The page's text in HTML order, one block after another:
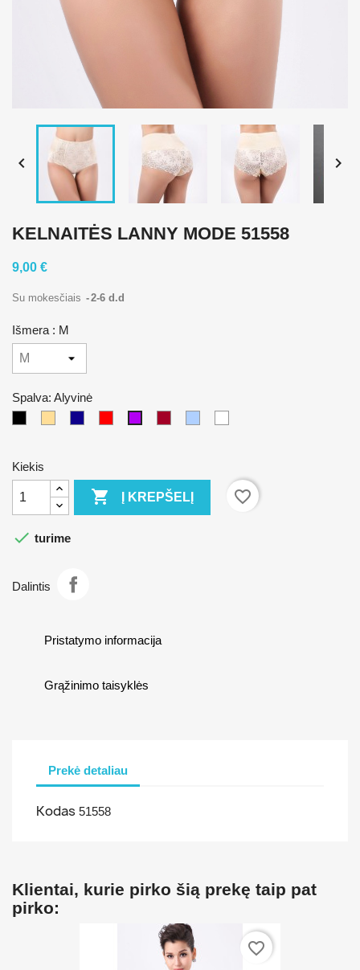
 
KELNAITĖS LANNY MODE 51558
9,00 €
Su mokesčiais 2-6 d.d
Išmera : M
Spalva: Alyvinė
Kiekis
 Į KREPŠELĮ favorite_border
 turime
Dalintis
Pristatymo informacija
Grąžinimo taisyklės
Prekė detaliau
Kodas 51558
Klientai, kurie pirko šią prekę taip pat
pirko:
favorite_border